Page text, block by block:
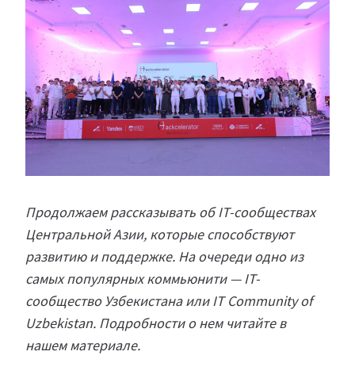
Продолжаем рассказывать об IT-сообществах
Центральной Азии, которые способствуют
развитию и поддержке. На очереди одно из
самых популярных коммьюнити — IT-
сообщество Узбекистана или IT Community of
Uzbekistan. Подробности о нем читайте в
нашем материале.